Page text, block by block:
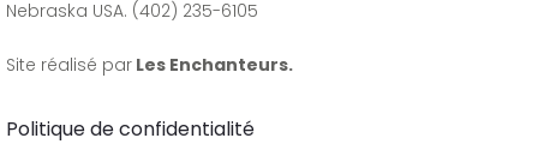
Nebraska USA. (402) 235-6105
Site réalisé par Les Enchanteurs.
Politique de confidentialité